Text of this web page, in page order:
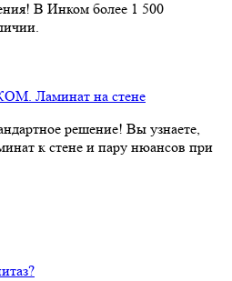
В Инком более 1 500
Ламинат на стене
решение! Вы узнаете,
к стене и пару нюансов при